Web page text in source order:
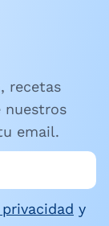
recetas
nuestros
email.
y